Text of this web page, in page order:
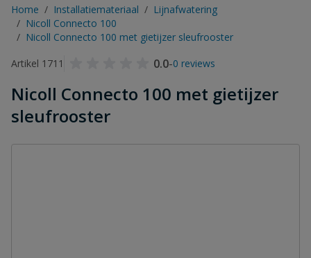
Home / Installatiemateriaal / Lijnafwatering
/ Nicoll Connecto 100
/ Nicoll Connecto 100 met gietijzer sleufrooster
Artikel 1711
0.0-0 reviews
Nicoll Connecto 100 met gietijzer
sleufrooster